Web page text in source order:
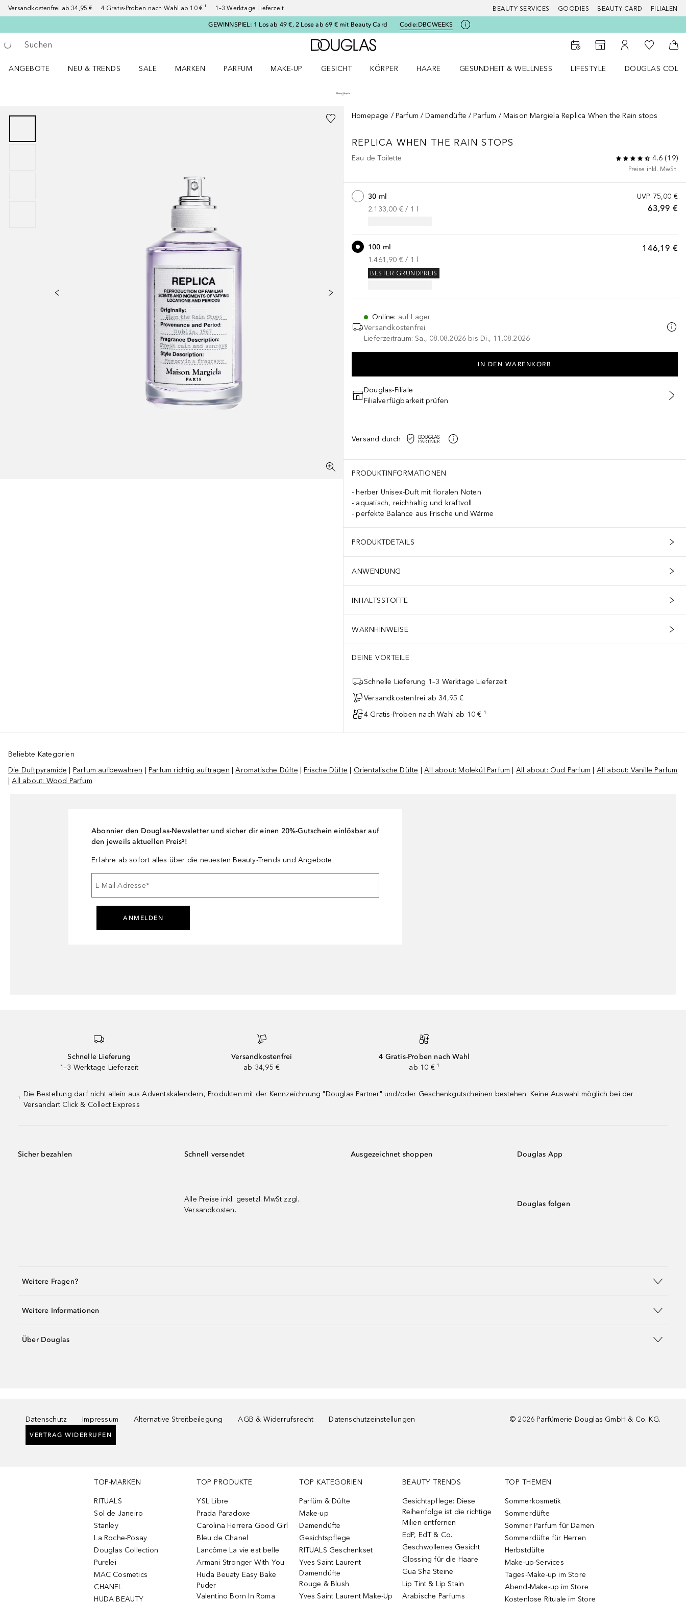
Versandkostenfrei ab 34,95 € 4 Gratis-Proben nach Wahl ab 10 € ¹ 1–3 Werktage Lieferzeit BEAUTY SERVICES GOODIES BEAUTY CARD FILIALEN
GEWINNSPIEL: 1 Los ab 49 €, 2 Lose ab 69 € mit Beauty Card Code:DBCWEEKS
Gehe zurück
Suche ausführen
Zur Douglas Startseite
Zum Storefinder
Zu Meinem
Zu Meiner
ANGEBOTE
NEU & TRENDS
SALE
MARKEN
PARFUM
MAKE-UP
GESICHT
KÖRPER
HAARE
GESUNDHEIT & WELLNESS
LIFESTYLE
DOUGLAS
Homepage Parfum Damendüfte Parfum Maison Margiela Replica When the Rain stops
REPLICA WHEN THE RAIN STOPS
Eau de Toilette 4.6(19)
Preise inkl. MwSt.
UVP 75,00 €
63,99 €
30 ml
2.133,00 € / 1
146,19 €
100 ml
1.461,90 € / 1
BESTER GRUNDPREIS
Online: auf Lager
Versandkostenfrei
Lieferzeitraum: Sa., 08.08.2026 bis Di., 11.08.2026
IN DEN WARENKORB
Douglas-Filiale
Filialverfügbarkeit prüfen
Versand durch
PRODUKTINFORMATIONEN
herber Unisex-Duft mit floralen Noten
aquatisch, reichhaltig und kraftvoll
perfekte Balance aus Frische und Wärme
PRODUKTDETAILS
ANWENDUNG
INHALTSSTOFFE
WARNHINWEISE
DEINE VORTEILE
Schnelle Lieferung 1–3 Werktage Lieferzeit
Versandkostenfrei ab 34,95 €
4 Gratis-Proben nach Wahl ab 10 € ¹
Beliebte Kategorien
Die Duftpyramide
Parfum aufbewahren |Parfum richtig auftragen |Aromatische Düfte |Frische Düfte Orientalische Düfte |All about: Molekül Parfum All about: Oud Parfum
All about: Vanille Parfum
|All about: Wood Parfum
Abonnier den Douglas-Newsletter und sicher dir einen 20%-Gutschein einlösbar auf
den jeweils aktuellen Preis²!
Erfahre ab sofort alles über die neuesten Beauty-Trends und Angebote.
E-Mail-Adresse*
ANMELDEN
Schnelle Lieferung
1–3 Werktage Lieferzeit
Versandkostenfrei
ab 34,95 €
4 Gratis-Proben nach Wahl
ab 10 € ¹
¹
Die Bestellung darf nicht allein aus Adventskalendern, Produkten mit der Kennzeichnung "Douglas Partner" und/oder Geschenkgutscheinen bestehen. Keine Auswahl möglich bei der
Versandart Click & Collect Express
Sicher bezahlen Schnell versendet
Alle Preise inkl. gesetzl. MwSt zzgl.
Versandkosten.
Ausgezeichnet shoppen Douglas App
Douglas folgen
Weitere Fragen?
Weitere Informationen
Über Douglas
Datenschutz Impressum Alternative Streitbeilegung AGB & Widerrufsrecht Datenschutzeinstellungen
VERTRAG WIDERRUFEN
© 2026 Parfümerie Douglas GmbH & Co. KG.
TOP-MARKEN
RITUALS
Sol de Janeiro
Stanley
La Roche-Posay
Douglas Collection
Purelei
MAC Cosmetics
CHANEL
HUDA BEAUTY
TOP PRODUKTE
YSL Libre
Prada Paradoxe
Carolina Herrera Good Girl
Bleu de Chanel
Lancôme La vie est belle
Armani Stronger With You
Huda Beuaty Easy Bake
Puder
Valentino Born In Roma
TOP KATEGORIEN
Parfüm & Düfte
Make-up
Damendüfte
Gesichtspflege
RITUALS Geschenkset
Yves Saint Laurent
Damendüfte
Rouge & Blush
Yves Saint Laurent Make-Up
BEAUTY TRENDS
Gesichtspflege: Diese
Reihenfolge ist die richtige
Milien entfernen
EdP, EdT & Co.
Geschwollenes Gesicht
Glossing für die Haare
Gua Sha Steine
Lip Tint & Lip Stain
Arabische Parfums
TOP THEMEN
Sommerkosmetik
Sommerdüfte
Sommer Parfum für Damen
Sommerdüfte für Herren
Herbstdüfte
Make-up-Services
Tages-Make-up im Store
Abend-Make-up im Store
Kostenlose Rituale im Store